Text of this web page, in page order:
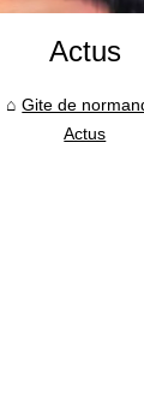
Actus
Gite de
Actus